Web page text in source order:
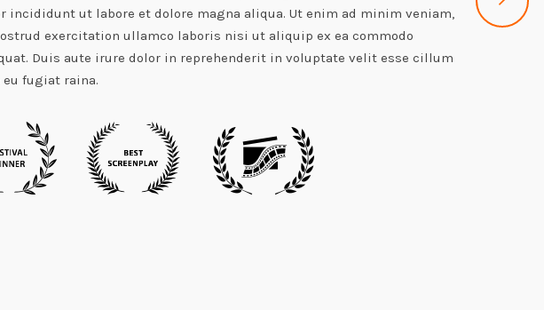
incididunt ut labore et dolore magna aliqua. Ut enim ad minim veniam,
exercitation ullamco laboris nisi ut aliquip ex ea commodo
Duis aute irure dolor in reprehenderit in voluptate velit esse cillum
eu fugiat raina.